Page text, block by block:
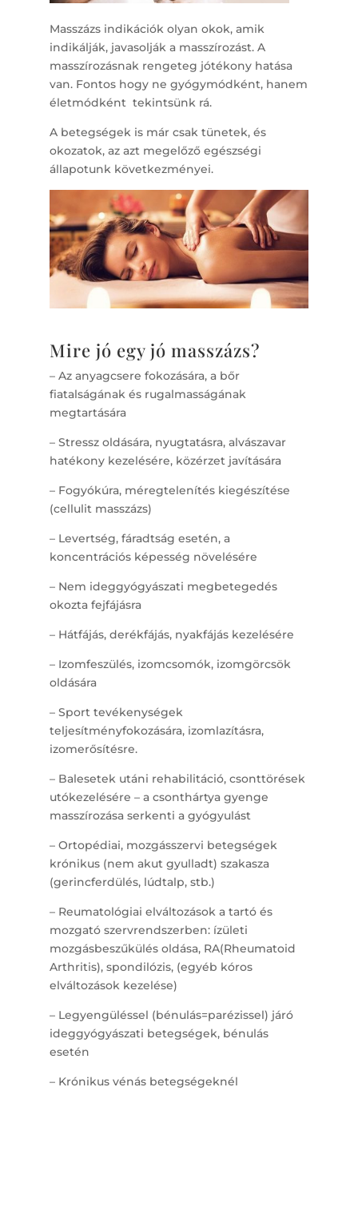
Masszázs indikációk olyan okok, amik
indikálják, javasolják a masszírozást. A
masszírozásnak rengeteg jótékony hatása
van. Fontos hogy ne gyógymódként, hanem
életmódként tekintsünk rá.
A betegségek is már csak tünetek, és
okozatok, az azt megelőző egészségi
állapotunk következményei.
Mire jó egy jó masszázs?
– Az anyagcsere fokozására, a bőr
fiatalságának és rugalmasságának
megtartására
– Stressz oldására, nyugtatásra, alvászavar
hatékony kezelésére, közérzet javítására
– Fogyókúra, méregtelenítés kiegészítése
(cellulit masszázs)
– Levertség, fáradtság esetén, a
koncentrációs képesség növelésére
– Nem ideggyógyászati megbetegedés
okozta fejfájásra
– Hátfájás, derékfájás, nyakfájás kezelésére
– Izomfeszülés, izomcsomók, izomgörcsök
oldására
– Sport tevékenységek
teljesítményfokozására, izomlazításra,
izomerősítésre.
– Balesetek utáni rehabilitáció, csonttörések
utókezelésére – a csonthártya gyenge
masszírozása serkenti a gyógyulást
– Ortopédiai, mozgásszervi betegségek
krónikus (nem akut gyulladt) szakasza
(gerincferdülés, lúdtalp, stb.)
– Reumatológiai elváltozások a tartó és
mozgató szervrendszerben: ízületi
mozgásbeszűkülés oldása, RA(Rheumatoid
Arthritis), spondilózis, (egyéb kóros
elváltozások kezelése)
– Legyengüléssel (bénulás=parézissel) járó
ideggyógyászati betegségek, bénulás
esetén
– Krónikus vénás betegségeknél